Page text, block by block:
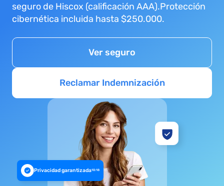
seguro de Hiscox (calificación AAA).Protección
cibernética incluida hasta $250.000.
Ver seguro
Reclamar Indemnización
Privacidad garantizada10:18